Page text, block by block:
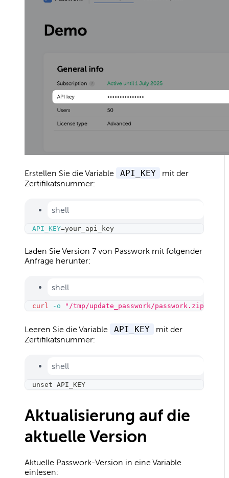
Erstellen Sie die Variable API_KEY
mit der
Zertifikatsnummer:
shell
API_KEY=your_api_key
Laden Sie Version 7 von Passwork mit folgender
Anfrage herunter:
shell
curl -o "/tmp/update_passwork/passwork.zip"
Leeren Sie die Variable API_KEY
mit der
Zertifikatsnummer:
shell
unset API_KEY
Aktualisierung auf die
aktuelle Version
Aktuelle Passwork-Version in eine Variable
einlesen: